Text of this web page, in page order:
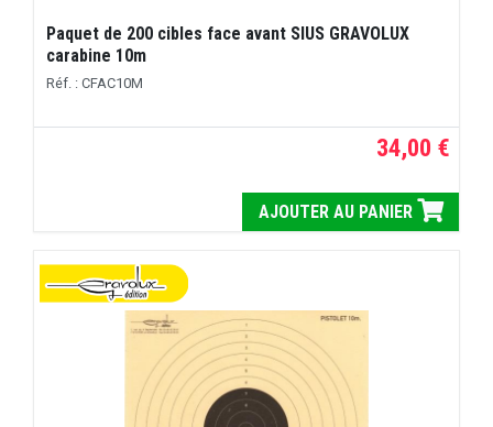
Paquet de 200 cibles face avant SIUS GRAVOLUX
carabine 10m
Réf. : CFAC10M
34,00 €
AJOUTER AU PANIER